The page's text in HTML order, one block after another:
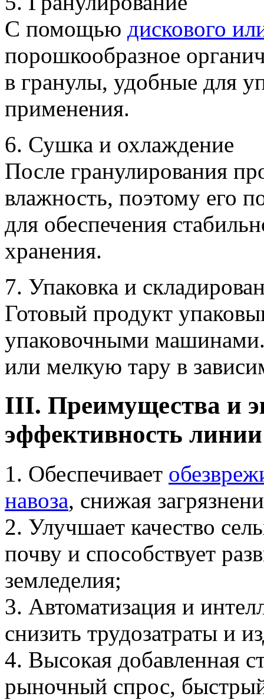
С помощью дискового
порошкообразное
в гранулы, удобные для
применения.
6. Сушка и охлаждение
После гранулирования
влажность, поэтому его
для обеспечения
хранения.
7. Упаковка и
Готовый продукт
упаковочными
или мелкую тару в
III. Преимущества и
эффективность линии
1. Обеспечивает
навоза, снижая
2. Улучшает качество
почву и способствует
земледелия;
3. Автоматизация и
снизить трудозатраты и
4. Высокая добавленная
рыночный спрос,